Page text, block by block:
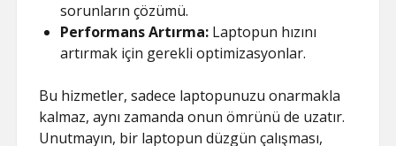
sorunların çözümü.
Performans Artırma: Laptopun hızını
artırmak için gerekli optimizasyonlar.
Bu hizmetler, sadece laptopunuzu onarmakla
kalmaz, aynı zamanda onun ömrünü de uzatır.
Unutmayın, bir laptopun düzgün çalışması,